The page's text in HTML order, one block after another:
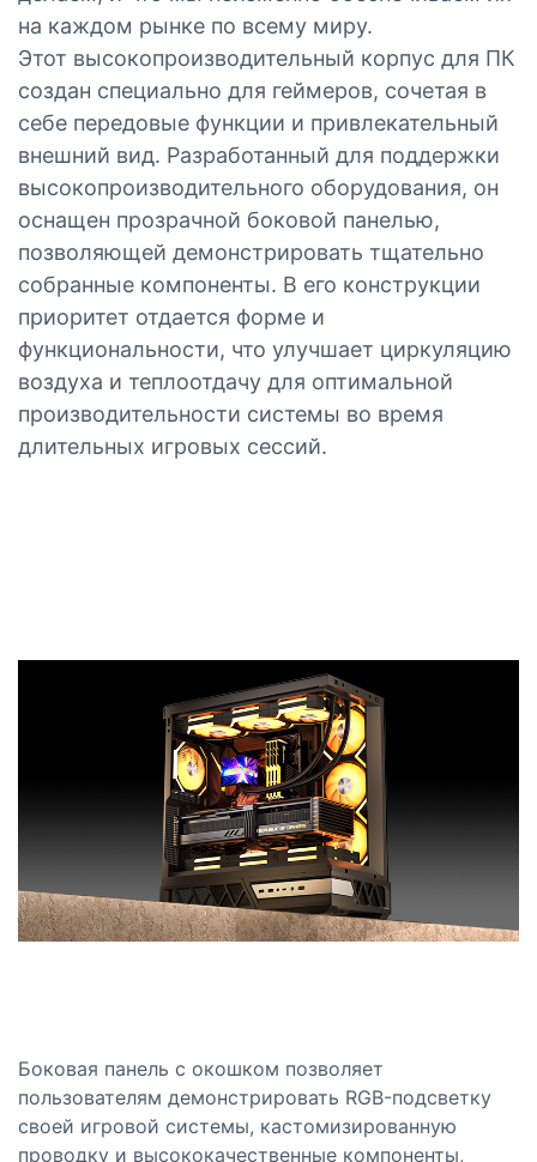
на каждом рынке по всему миру.
Этот высокопроизводительный корпус для ПК
создан специально для геймеров, сочетая в
себе передовые функции и привлекательный
внешний вид. Разработанный для поддержки
высокопроизводительного оборудования, он
оснащен прозрачной боковой панелью,
позволяющей демонстрировать тщательно
собранные компоненты. В его конструкции
приоритет отдается форме и
функциональности, что улучшает циркуляцию
воздуха и теплоотдачу для оптимальной
производительности системы во время
длительных игровых сессий.
Боковая панель с окошком позволяет
пользователям демонстрировать RGB-подсветку
своей игровой системы, кастомизированную
проводку и высококачественные компоненты,